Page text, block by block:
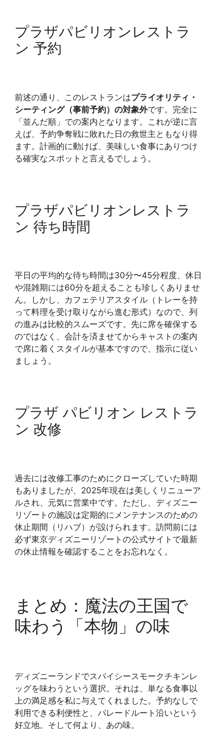
プラザパビリオンレストラ
ン 予約
前述の通り、このレストランはプライオリティ・
シーティング（事前予約）の対象外です。完全に
「並んだ順」での案内となります。これが逆に言
えば、予約争奪戦に敗れた日の救世主ともなり得
ます。計画的に動けば、美味しい食事にありつけ
る確実なスポットと言えるでしょう。
プラザパビリオンレストラ
ン 待ち時間
平日の平均的な待ち時間は30分〜45分程度、休日
や混雑期には60分を超えることも珍しくありませ
ん。しかし、カフェテリアスタイル（トレーを持
って料理を受け取りながら進む形式）なので、列
の進みは比較的スムーズです。先に席を確保する
のではなく、会計を済ませてからキャストの案内
で席に着くスタイルが基本ですので、指示に従い
ましょう。
プラザ パビリオン レストラ
ン 改修
過去には改修工事のためにクローズしていた時期
もありましたが、2025年現在は美しくリニューア
ルされ、元気に営業中です。ただし、ディズニー
リゾートの施設は定期的にメンテナンスのための
休止期間（リハブ）が設けられます。訪問前には
必ず東京ディズニーリゾートの公式サイトで最新
の休止情報を確認することをお忘れなく。
まとめ：魔法の王国で
味わう「本物」の味
ディズニーランドでスパイシースモークチキンレ
ッグを味わうという選択。それは、単なる食事以
上の満足感を私に与えてくれました。予約なしで
利用できる利便性と、パレードルート沿いという
好立地。そして何より、あの味。